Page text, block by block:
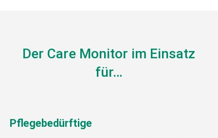
Der Care Monitor im Einsatz
für…
Pflegebedürftige